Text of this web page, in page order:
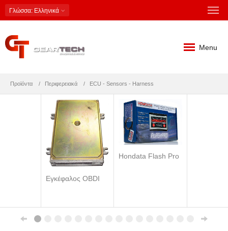
Γλώσσα: Ελληνικά
Menu
Προϊόντα Περιφερειακά ECU - Sensors - Harness
Εγκέφαλος OBDI
Hondata Flash Pro